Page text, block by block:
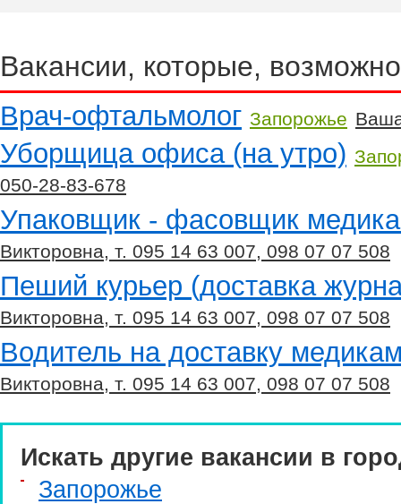
Вакансии, которые,
Врач-офтальмолог Запорожье
Уборщица офиса (на утро)
050-28-83-678
Упаковщик - фасовщик
Викторовна, т. 095 14 63 007, 098 07 07 508
Пеший курьер (доставка
Викторовна, т. 095 14 63 007, 098 07 07 508
Водитель на доставку
Викторовна, т. 095 14 63 007, 098 07 07 508
Искать другие вакансии в
Запорожье